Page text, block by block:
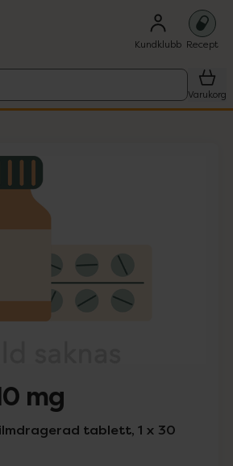
Kundklubb Recept
Varukorg
1 objekt.
mg
tablett, 1 x 30